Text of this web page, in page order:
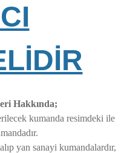
Hakkında;
kumanda resimdeki ile
yan sanayi kumandalardır,